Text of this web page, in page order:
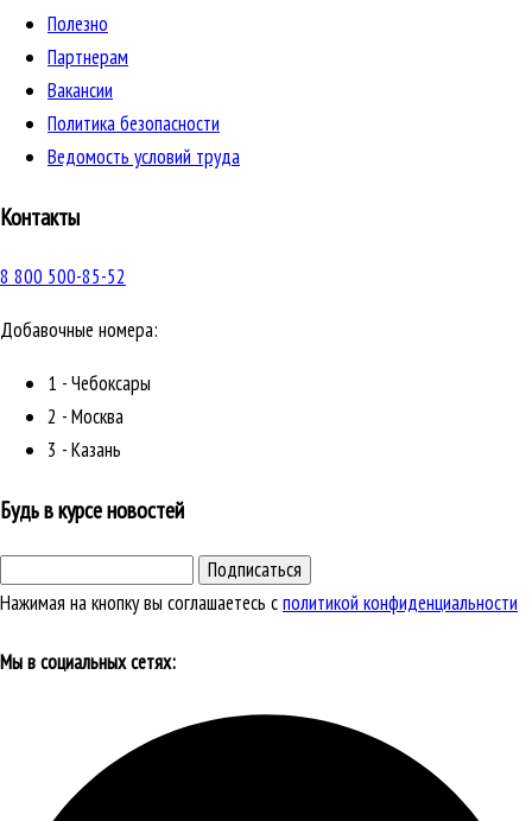
Полезно
Партнерам
Вакансии
Политика безопасности
Ведомость условий труда
Контакты
8 800 500-85-52
Добавочные номера:
1 - Чебоксары
2 - Москва
3 - Казань
Будь в курсе новостей
Подписаться
Нажимая на кнопку вы соглашаетесь сполитикой конфиденциальности
Мы в социальных сетях: